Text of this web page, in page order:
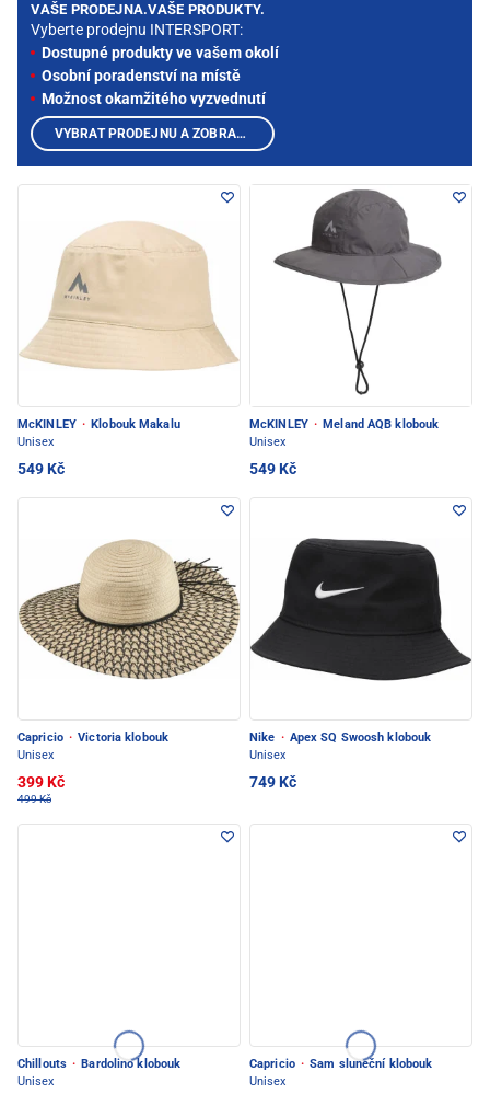
McKINLEY · Klobouk Makalu
Unisex
549 Kč
McKINLEY · Meland AQB klobouk
Unisex
549 Kč
Capricio · Victoria klobouk
Unisex
399 Kč
499 Kč
Nike · Apex SQ Swoosh klobouk
Unisex
749 Kč
Chillouts · Bardolino klobouk
Unisex
Capricio · Sam sluneční klobouk
Unisex
VAŠE PRODEJNA.VAŠE PRODUKTY.
Vyberte prodejnu INTERSPORT:
Dostupné produkty ve vašem okolí
Osobní poradenství na místě
Možnost okamžitého vyzvednutí
VYBRAT PRODEJNU A ZOBRAZIT PRODUKTY